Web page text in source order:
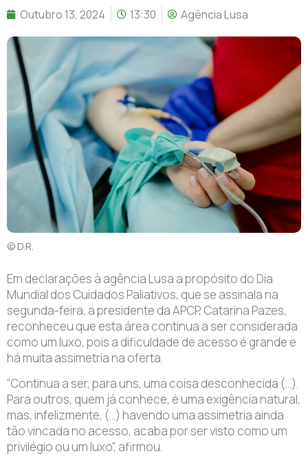
Outubro 13, 2024 13:30 Agência Lusa
© D.R.
Em declarações à agência Lusa a propósito do Dia
Mundial dos Cuidados Paliativos, que se assinala na
segunda-feira, a presidente da APCP, Catarina Pazes,
reconheceu que esta área continua a ser considerada
como um luxo, pois a dificuldade de acesso é grande e
há muita assimetria na oferta.
“Continua a ser, para uns, uma coisa desconhecida (…).
Para outros, quem já conhece, é uma exigência natural,
mas, infelizmente, (…) havendo uma assimetria ainda
tão vincada no acesso, acaba por ser visto como um
privilégio ou um luxo”, afirmou.